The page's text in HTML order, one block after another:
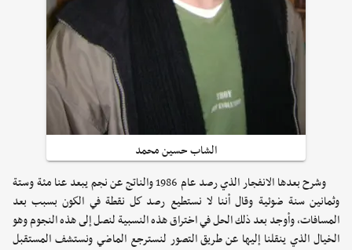
الشاب حسين محمد
وشرح بعدها الانفجار الذي رصد عام 1986 والناتج عن نجم يبعد عنا مئة وستة
وثمانين سنة ضوئية وقال أننا لا نستطيع رصد كل نقطة في الكون بسبب بعد
المسافات، وأوجد بعد ذلك الحل في اختراق هذه النسبية لنصل إلى هذه النجوم وهو
الخيال الذي ينقلنا إليها عن طريق التصور لنسترجع الماضي ونستشف المستقبل